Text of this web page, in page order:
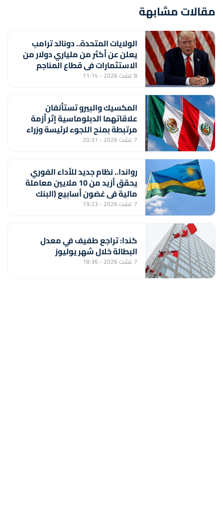
مقالات مشابهة
الولايات المتحدة.. دونالد ترامب
يعلن عن أكثر من ملياري دولار من
الاستثمارات في قطاع المناجم
8 غشت 2026 - 11:14
المكسيك والبيرو تستأنفان
علاقاتهما الدبلوماسية إثر أزمة
مرتبطة بمنح اللجوء لرئيسة وزراء
بيروفية سابقة
7 غشت 2026 - 20:31
رواندا.. نظام جديد للأداء الفوري
يحقق أزيد من 10 ملايين معاملة
مالية في غضون أسابيع (البنك
المركزي)
7 غشت 2026 - 19:23
كندا: تراجع طفيف في معدل
البطالة خلال شهر يوليوز
7 غشت 2026 - 18:36